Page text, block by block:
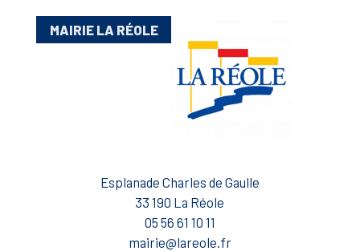
MAIRIE LA RÉOLE
Esplanade Charles de Gaulle
33 190 La Réole
05 56 61 10 11
mairie@lareole.fr